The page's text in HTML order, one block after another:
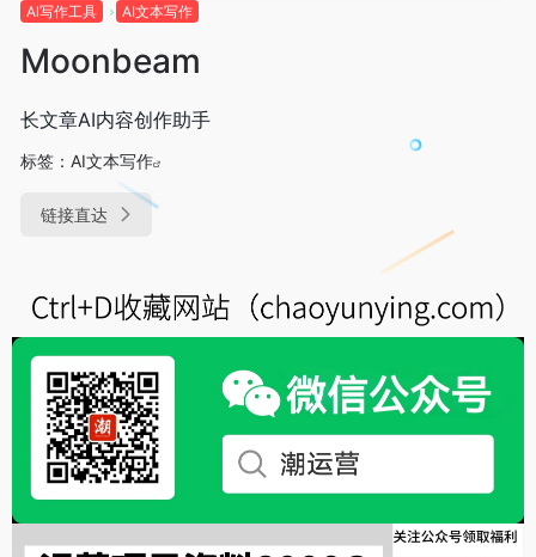
Al写作工具 AI文本写作
Moonbeam
长文章AI内容创作助手
标签： AI文本写作
链接直达